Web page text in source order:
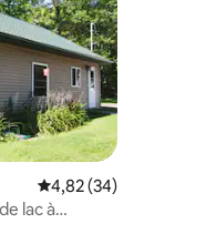
: 4,81 sur 5
Évaluation moyenne
4,82 (34)
lac à